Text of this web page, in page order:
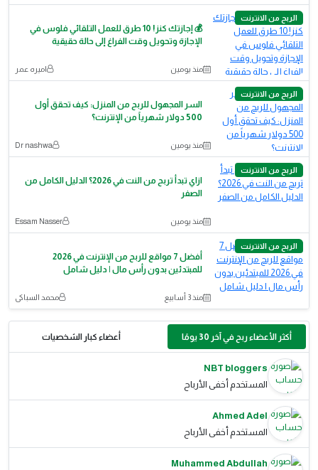
الربح من الانترنت
💰 إجازتك كنز! 10 طرق للعمل التلقائي فلوس في
الإجازة وتحويل وقت الفراغ إلى حالة حقيقية
منذ يومين اميره عمر
الربح من الانترنت
السر المجهول للربح من المنزل: كيف تحقق أول
500 دولار شهرياً من الإنترنت؟
منذ يومين Dr nashwa
الربح من الانترنت
ازاي تبدأ تربح من النت في 2026؟ الدليل الكامل من
الصفر
منذ يومين Essam Nasser
الربح من الانترنت
أفضل 7 مواقع للربح من الإنترنت في 2026
للمبتدئين بدون رأس مال | دليل شامل
منذ 3 أسابيع محمد السباكى
أكثر الأعضاء ربح في آخر 30 يومًا أعضاء كبار الشخصيات
NBT bloggers
المستخدم أخفى الأرباح
Ahmed Adel
المستخدم أخفى الأرباح
Muhammed Abdullah